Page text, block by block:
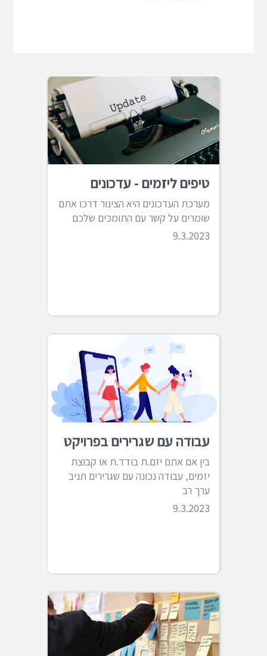
טיפים ליזמים - עדכונים
מערכת העדכונים היא הצינור דרכו אתם
שומרים על קשר עם התומכים שלכם
9.3.2023
עבודה עם שגרירים בפרויקט
בין אם אתם יזם.ת בודד.ת או קבוצת
יזמים, עבודה נכונה עם שגרירים תניב
ערך רב
9.3.2023